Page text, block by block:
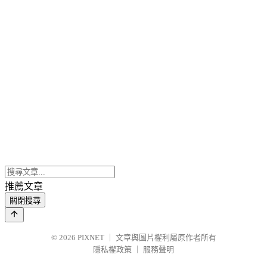
推薦文章
關閉搜尋
© 2026 PIXNET
文章與圖片權利屬原作者所有
隱私權政策
服務聲明